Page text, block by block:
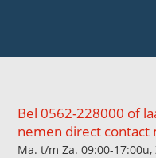
Bel 0562-228000 of
nemen direct contact
Ma. t/m Za. 09:00-